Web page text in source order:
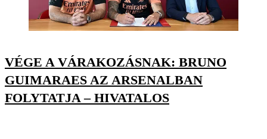
VÉGE A VÁRAKOZÁSNAK: BRUNO
GUIMARAES AZ ARSENALBAN
FOLYTATJA – HIVATALOS